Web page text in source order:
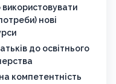
нові
до освітнього
компетентність